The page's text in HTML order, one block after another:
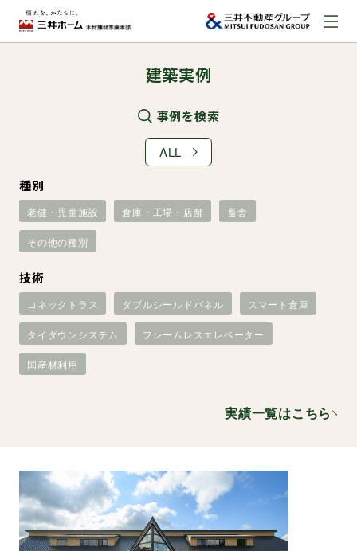
お問い合わせ
事業本部案内
事業内容
取扱商品
トピックス一覧
イベントレポート一覧
建築実例
事例を検索
ALL
種別
老健・児童施設 倉庫・工場・店舗 畜舎
その他の種別
技術
コネックトラス ダブルシールドパネル スマート倉庫
タイダウンシステム フレームレスエレベーター
国産材利用
実績一覧はこちら